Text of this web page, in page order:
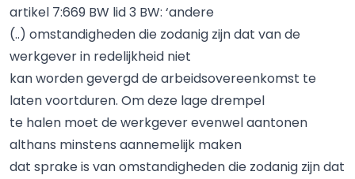
artikel 7:669 BW lid 3 BW: ‘andere
(..) omstandigheden die zodanig zijn dat van de
werkgever in redelijkheid niet
kan worden gevergd de arbeidsovereenkomst te
laten voortduren. Om deze lage drempel
te halen moet de werkgever evenwel aantonen
althans minstens aannemelijk maken
dat sprake is van omstandigheden die zodanig zijn dat